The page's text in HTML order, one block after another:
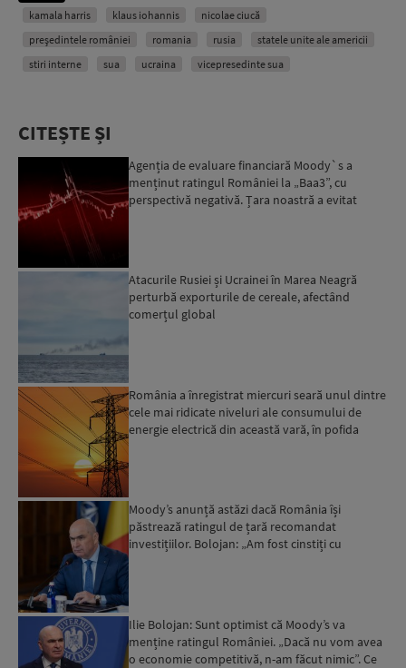
kamala harris klaus iohannis
nicolae ciucă
președintele româniei
romania rusia
statele unite ale americii
stiri interne
sua ucraina vicepresedinte sua
CITEȘTE ȘI
Agenția de evaluare financiară Moody`s a
menținut ratingul României la „Baa3”, cu
perspectivă negativă. Țara noastră a evitat
Atacurile Rusiei și Ucrainei în Marea Neagră
perturbă exporturile de cereale, afectând
comerțul global
România a înregistrat miercuri seară unul dintre
cele mai ridicate niveluri ale consumului de
energie electrică din această vară, în pofida
Moody’s anunță astăzi dacă România își
păstrează ratingul de țară recomandat
investițiilor. Bolojan: „Am fost cinstiți cu
Ilie Bolojan: Sunt optimist că Moody’s va
menține ratingul României. „Dacă nu vom avea
o economie competitivă, n-am făcut nimic”. Ce